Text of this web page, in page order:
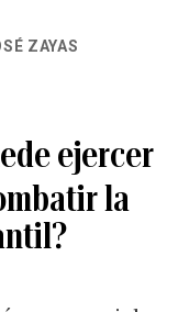
ZAYAS
ejercer
la